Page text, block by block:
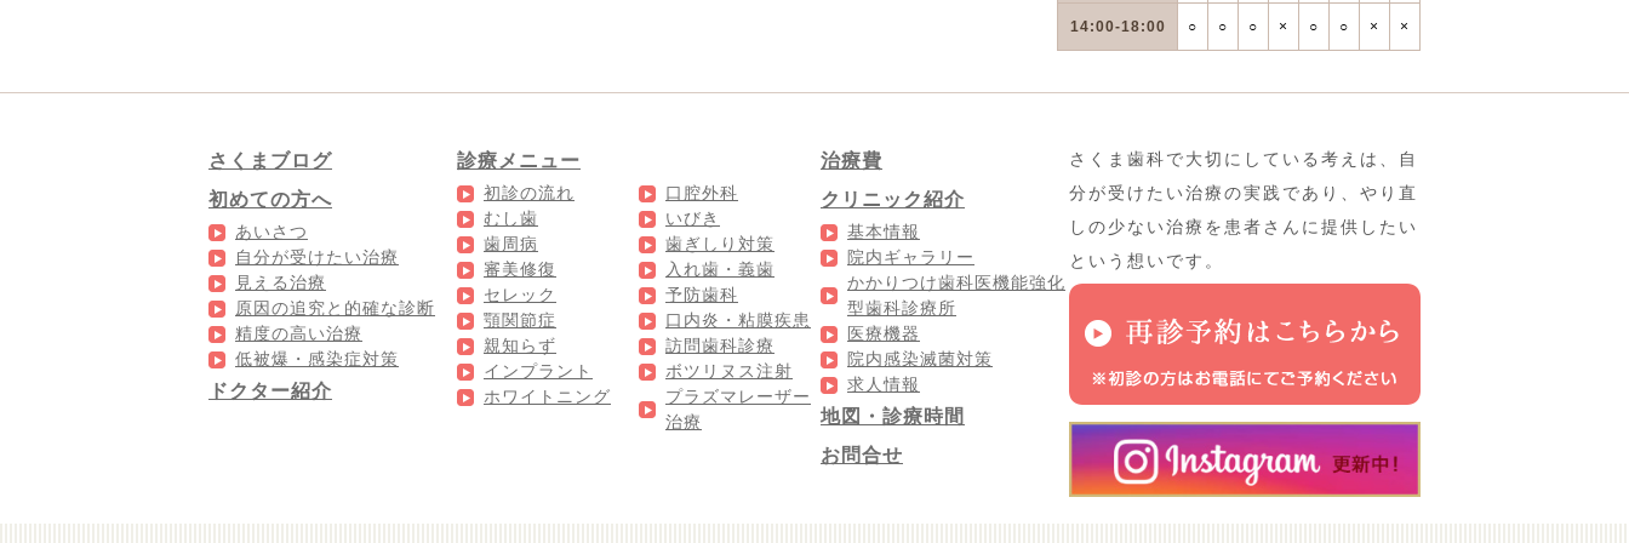
14:00-18:00 ○ ○ ○ × ○ ○ × ×
さくまブログ
初めての方へ
あいさつ
自分が受けたい治療
見える治療
原因の追究と的確な診断
精度の高い治療
低被爆・感染症対策
ドクター紹介
診療メニュー
初診の流れ
むし歯
歯周病
審美修復
セレック
顎関節症
親知らず
インプラント
ホワイトニング
口腔外科
いびき
歯ぎしり対策
入れ歯・義歯
予防歯科
口内炎・粘膜疾患
訪問歯科診療
ボツリヌス注射
プラズマレーザー
治療
治療費
クリニック紹介
基本情報
院内ギャラリー
かかりつけ歯科医機能強化
型歯科診療所
医療機器
院内感染滅菌対策
求人情報
地図・診療時間
お問合せ
さくま歯科で大切にしている考えは、自
分が受けたい治療の実践であり、やり直
しの少ない治療を患者さんに提供したい
という想いです。